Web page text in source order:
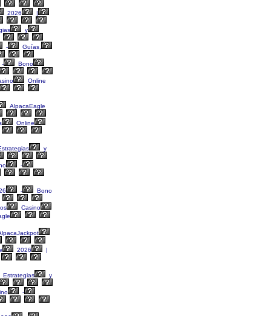
2026
|
y
-
Guías,
-
Bono
Online
AlpacaEagle
Online
y
-
-
Bono
Casino
2026
|
Estrategias
y
-